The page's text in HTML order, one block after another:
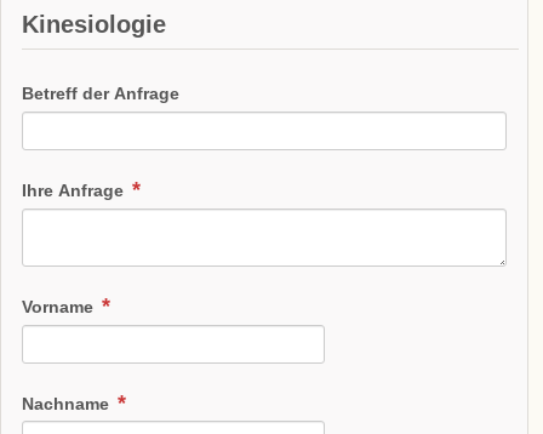
Kinesiologie
Betreff der Anfrage
Ihre Anfrage
Vorname
Nachname